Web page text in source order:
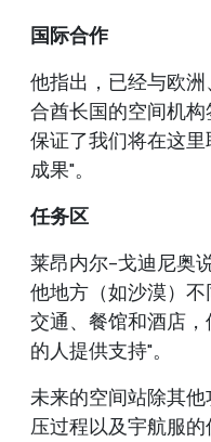
国际合作
他指出，已经与欧
合酋长国的空间机
保证了我们将在这
成果"。
任务区
莱昂内尔-戈迪尼奥
他地方（如沙漠）
交通、餐馆和酒店
的人提供支持"。
未来的空间站除其
压过程以及宇航服